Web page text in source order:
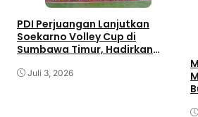
PDI Perjuangan Lanjutkan
Soekarno Volley Cup di
Sumbawa Timur, Hadirkan
Rakyat
Juli 3, 2026